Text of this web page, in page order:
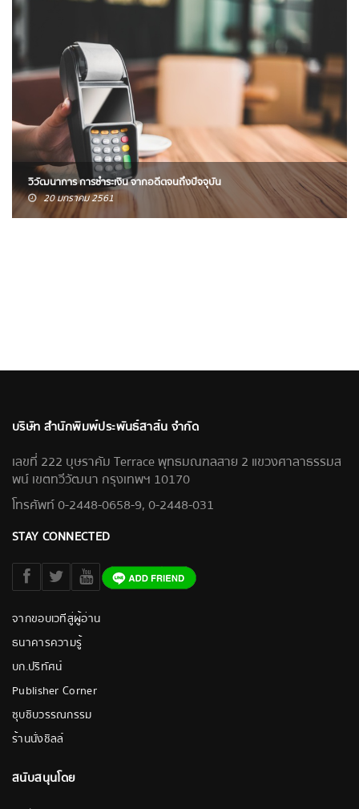
วิวัฒนาการ การชำระเงิน จากอดีตจนถึงปัจจุบัน
20 มกราคม 2561
บริษัท สำนักพิมพ์ประพันธ์สาส์น จำกัด
เลขที่ 222 บุษราคัม Terrace พุทธมณฑลสาย 2 แขวงศาลาธรรมส
พน์ เขตทวีวัฒนา กรุงเทพฯ 10170
โทรศัพท์ 0-2448-0658-9, 0-2448-031
STAY CONNECTED
จากขอบเวทีสู่ผู้อ่าน
ธนาคารความรู้
บก.ปริทัศน์
Publisher Corner
ซุบซิบวรรณกรรม
ร้านนั่งชิลล์
สนับสนุนโดย